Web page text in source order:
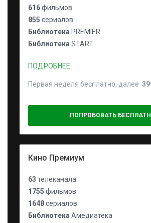
616фильмов
855 сериалов
Библиотека PREMIER
Библиотека START
ПОДРОБНЕЕ
Первая неделя бесплатно, далее
ПОПРОБОВАТЬ
Кино Премиум
63 телеканала
1755 фильмов
1648сериалов
Библиотека Амедиатека